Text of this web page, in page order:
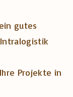
gutes
Projekte in